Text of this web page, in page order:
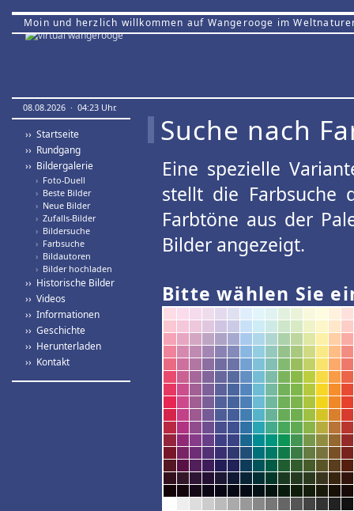
Moin und herzlich willkommen auf Wangerooge im
08.08.2026 · 04:23 Uhr.
›› Startseite
›› Rundgang
›› Bildergalerie
› Foto-Duell
› Beste Bilder
› Neue Bilder
› Zufalls-Bilder
› Bildersuche
› Farbsuche
› Bildautoren
› Bilder hochladen
›› Historische Bilder
›› Videos
›› Informationen
›› Geschichte
›› Herunterladen
›› Kontakt
Suche nach
Eine spezielle
stellt die Farbsuche
Farbtöne aus der
Bilder angezeigt.
Bitte wählen Sie